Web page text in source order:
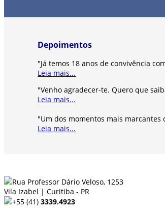
Depoimentos
"Já temos 18 anos de convivência
Leia mais...
"Venho agradecer-te. Quero que
Leia mais...
"Um dos momentos mais
Leia mais...
Rua Professor Dário Veloso, 1253
Vila Izabel | Curitiba - PR
+55 (41) 3339.4923